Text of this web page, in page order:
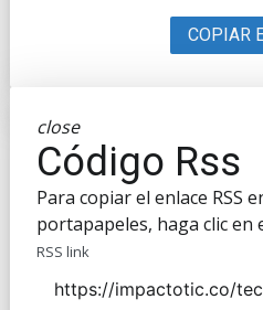
COPIAR
close
Código Rss
Para copiar el enlace RSS
portapapeles, haga clic en
RSS link